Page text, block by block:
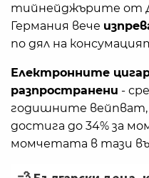
тийнейджърите от
Германия вече
по дял на
Електронните
разпространени -
годишните вейпват,
достига до 34% за
момчетата в тази